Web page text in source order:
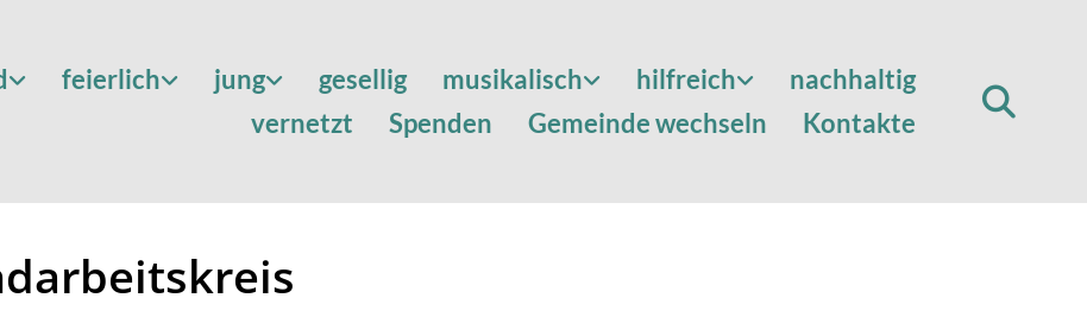
feierlich jung gesellig musikalisch hilfreich
nachhaltig
vernetzt
Spenden Gemeinde wechseln Kontakte